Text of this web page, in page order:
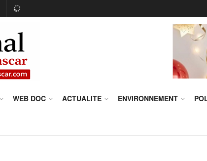
WEB DOC ACTUALITE ENVIRONNEMENT